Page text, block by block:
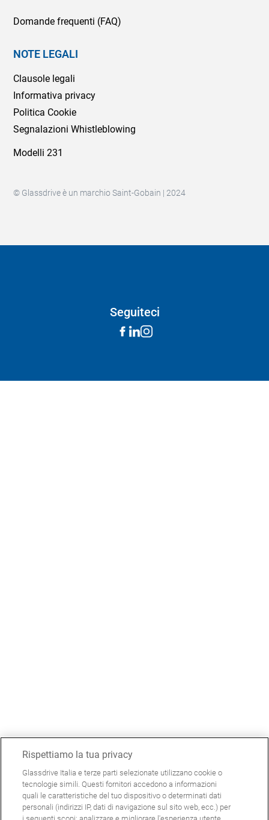
Domande frequenti (FAQ)
NOTE LEGALI
Clausole legali
Informativa privacy
Politica Cookie
Segnalazioni Whistleblowing
Modelli 231
© Glassdrive è un marchio Saint-Gobain | 2024
Seguiteci
Rispettiamo la tua privacy
Glassdrive Italia e terze parti selezionate utilizzano cookie o
tecnologie simili. Questi fornitori accedono a informazioni
quali le caratteristiche del tuo dispositivo o determinati dati
personali (indirizzi IP, dati di navigazione sul sito web, ecc.) per